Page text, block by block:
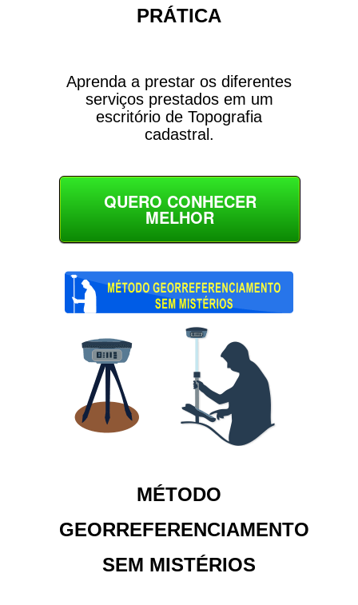
PRÁTICA
Aprenda a prestar os diferentes
serviços prestados em um
escritório de Topografia
cadastral.
QUERO CONHECER
MELHOR
MÉTODO
GEORREFERENCIAMENTO
SEM MISTÉRIOS